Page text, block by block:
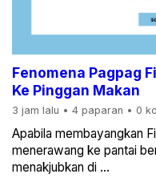
Fenomena Pagpag
Ke Pinggan Makan
3 jam lalu • 4 paparan • 0
Apabila membayangkan
menerawang ke pantai
menakjubkan di ...